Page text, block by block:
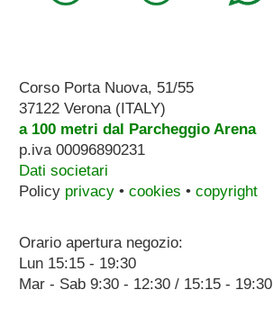
Corso Porta Nuova, 51/55
37122 Verona (ITALY)
a 100 metri dal Parcheggio Arena
p.iva 00096890231
Dati societari
Policy privacy• cookies • copyright
Orario apertura negozio:
Lun 15:15 - 19:30
Mar - Sab 9:30 - 12:30 / 15:15 - 19:30